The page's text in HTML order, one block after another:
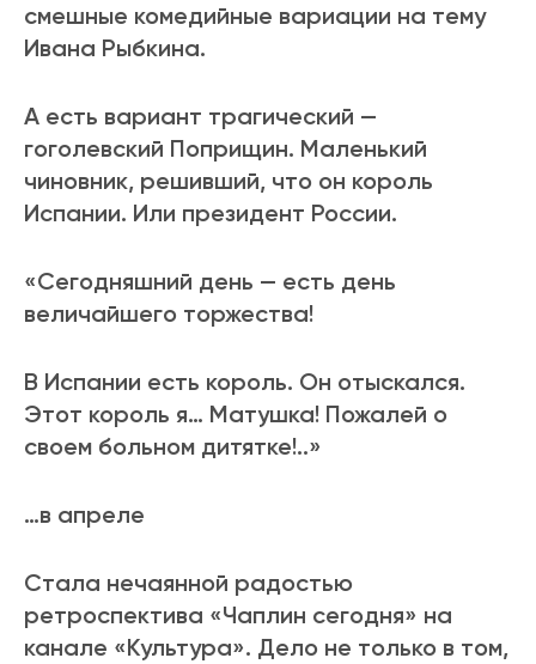
смешные комедийные вариации на тему
Ивана Рыбкина.
А есть вариант трагический —
гоголевский Поприщин. Маленький
чиновник, решивший, что он король
Испании. Или президент России.
«Сегодняшний день — есть день
величайшего торжества!
В Испании есть король. Он отыскался.
Этот король я… Матушка! Пожалей о
своем больном дитятке!..»
…в апреле
Стала нечаянной радостью
ретроспектива «Чаплин сегодня» на
канале «Культура». Дело не только в том,